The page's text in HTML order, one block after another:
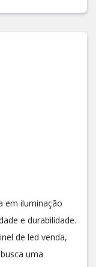
em iluminação
e durabilidade.
de led venda,
uma